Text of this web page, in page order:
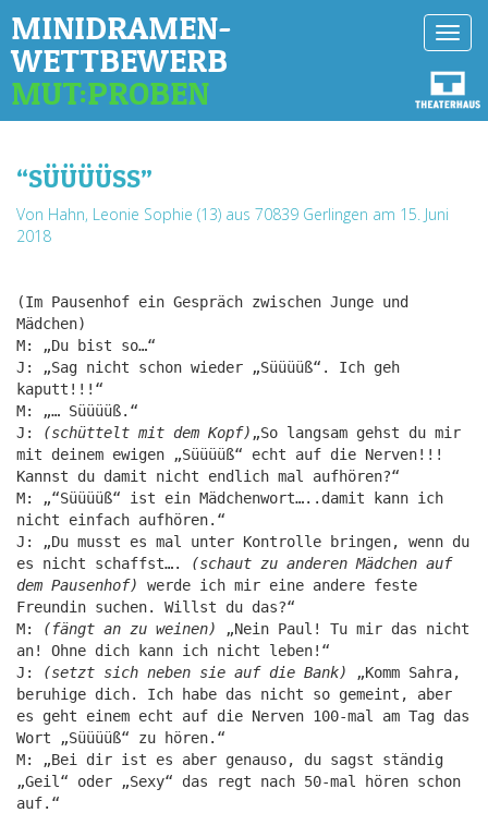
MINIDRAMEN-
WETTBEWERB
MUT:PROBEN
“SÜÜÜÜSS”
Von Hahn, Leonie Sophie (13) aus 70839 Gerlingen am 15. Juni
2018
(Im Pausenhof ein Gespräch zwischen Junge und
Mädchen)
M: „Du bist so…“
J: „Sag nicht schon wieder „Süüüüß“. Ich geh
kaputt!!!“
M: „… Süüüüß.“
J:
(schüttelt mit dem Kopf) „So langsam gehst du mir
mit deinem ewigen „Süüüüß“ echt auf die Nerven!!!
Kannst du damit nicht endlich mal aufhören?“
M: „“Süüüüß“ ist ein Mädchenwort…..damit kann ich
nicht einfach aufhören.“
J: „Du musst es mal unter Kontrolle bringen, wenn du
es nicht schaffst….
(schaut zu anderen Mädchen auf
dem Pausenhof)
werde ich mir eine andere feste
Freundin suchen. Willst du das?“
M:
(fängt an zu weinen)
„Nein Paul! Tu mir das nicht
an! Ohne dich kann ich nicht leben!“
J:
(setzt sich neben sie auf die Bank)
„Komm Sahra,
beruhige dich. Ich habe das nicht so gemeint, aber
es geht einem echt auf die Nerven 100-mal am Tag das
Wort „Süüüüß“ zu hören.“
M: „Bei dir ist es aber genauso, du sagst ständig
„Geil“ oder „Sexy“ das regt nach 50-mal hören schon
auf.“